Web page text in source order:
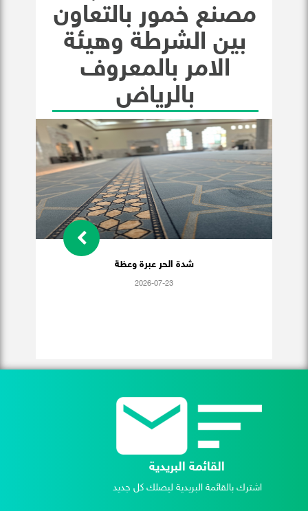
شدة الحر عبرة وعظة
2026-07-23
القائمة البريدية
اشترك بالقائمة البريدية ليصلك كل جديد